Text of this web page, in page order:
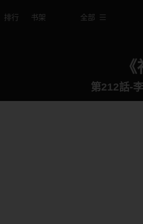
排行 书架 全部
第212話-